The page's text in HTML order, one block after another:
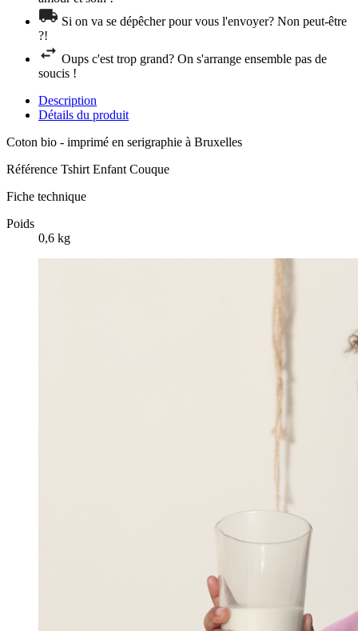
Si on va se dépêcher pour vous l'envoyer? Non peut-être
?!
Oups c'est trop grand? On s'arrange ensemble pas de
soucis !
Description
Détails du produit
Coton bio - imprimé en serigraphie à Bruxelles
Référence Tshirt Enfant Couque
Fiche technique
Poids
0,6 kg